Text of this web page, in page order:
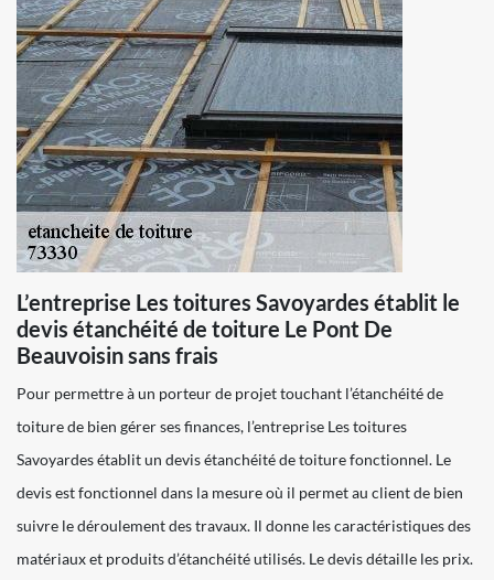
L’entreprise Les toitures Savoyardes établit le
devis étanchéité de toiture Le Pont De
Beauvoisin sans frais
Pour permettre à un porteur de projet touchant l’étanchéité de
toiture de bien gérer ses finances, l’entreprise Les toitures
Savoyardes établit un devis étanchéité de toiture fonctionnel. Le
devis est fonctionnel dans la mesure où il permet au client de bien
suivre le déroulement des travaux. Il donne les caractéristiques des
matériaux et produits d’étanchéité utilisés. Le devis détaille les prix.